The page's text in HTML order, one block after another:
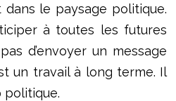
le paysage politique.
à toutes les futures
d’envoyer un message
un travail à long terme. Il
politique.